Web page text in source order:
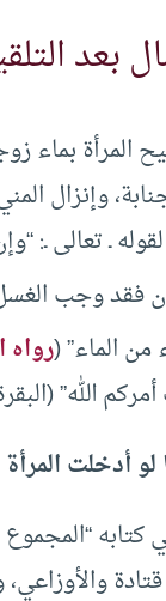
بعد
بماء
وإنزال
“وإن كنتم جنبًا
فقد وجب
من الماء” (رواه
الله” (البقرة
لو أدخلت
كتابه